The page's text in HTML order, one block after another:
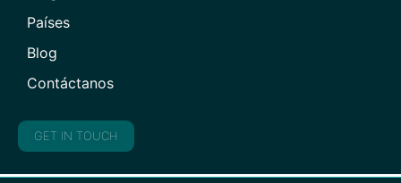
Países
Blog
Contáctanos
GET IN TOUCH